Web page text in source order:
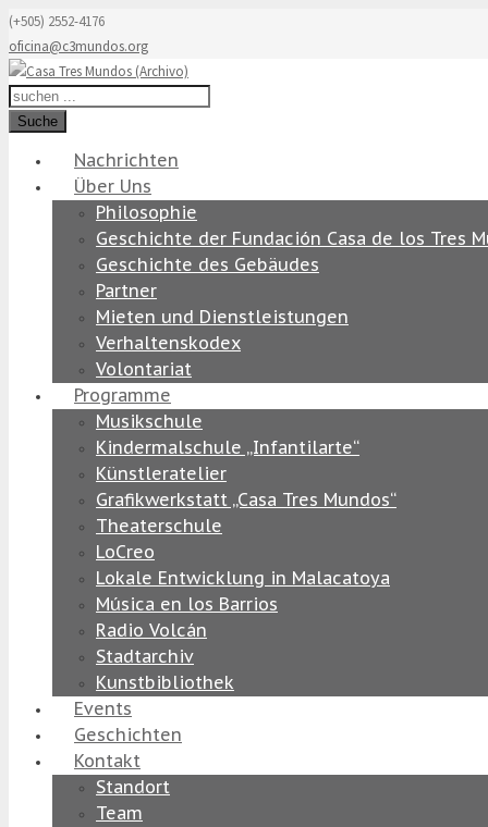
(+505) 2552-4176
oficina@c3mundos.org
Suche
Nachrichten
Über Uns
Philosophie
Geschichte der Fundación Casa de los Tres
Geschichte des Gebäudes
Partner
Mieten und Dienstleistungen
Verhaltenskodex
Volontariat
Programme
Musikschule
Kindermalschule „Infantilarte“
Künstleratelier
Grafikwerkstatt „Casa Tres Mundos“
Theaterschule
LoCreo
Lokale Entwicklung in Malacatoya
Música en los Barrios
Radio Volcán
Stadtarchiv
Kunstbibliothek
Events
Geschichten
Kontakt
Standort
Team